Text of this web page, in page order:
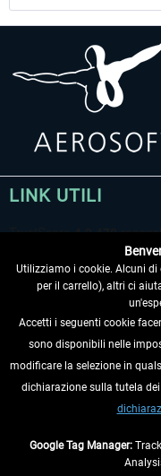
LINK UTILI
RECEDERE DAL
INFORMAZIONI
Utilizziamo i cookie. Alcuni di
per il carrello), altri ci
Accetti i seguenti cookie
sono disponibili nelle
modificare la selezione in
dichiarazione sulla tutela
Google Tag Manager: